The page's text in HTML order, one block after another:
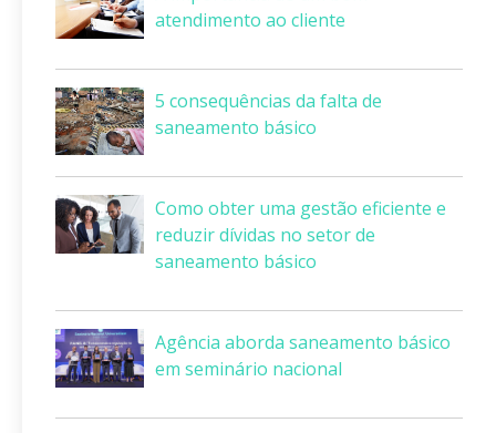
atendimento ao cliente
5 consequências da falta de
saneamento básico
Como obter uma gestão eficiente e
reduzir dívidas no setor de
saneamento básico
Agência aborda saneamento básico
em seminário nacional